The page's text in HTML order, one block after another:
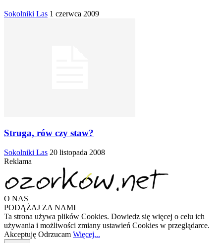
Sokolniki Las 1 czerwca 2009
Struga, rów czy staw?
Sokolniki Las 20 listopada 2008
Reklama
O NAS
PODĄŻAJ ZA NAMI
Ta strona używa plików Cookies. Dowiedz się więcej o celu ich
używania i możliwości zmiany ustawień Cookies w przeglądarce.
Akceptuję Odrzucam Więcej...